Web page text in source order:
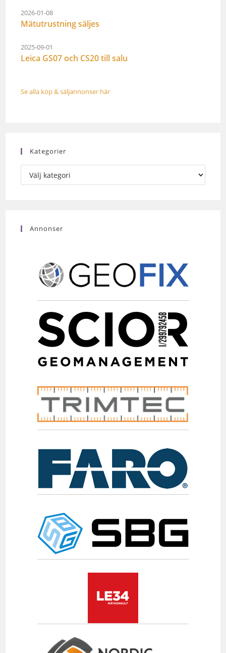
2026-01-08
Mätutrustning säljes
2025-09-01
Leica GS07 och CS20 till salu
Se alla köp & säljannonser här
Kategorier
Annonser